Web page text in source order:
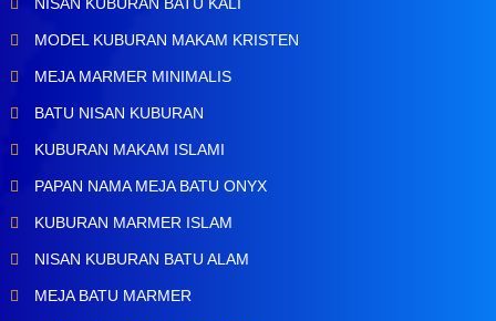
MODEL KUBURAN MAKAM KRISTEN
MEJA MARMER MINIMALIS
BATU NISAN KUBURAN
KUBURAN MAKAM ISLAMI
PAPAN NAMA MEJA BATU ONYX
KUBURAN MARMER ISLAM
NISAN KUBURAN BATU ALAM
MEJA BATU MARMER